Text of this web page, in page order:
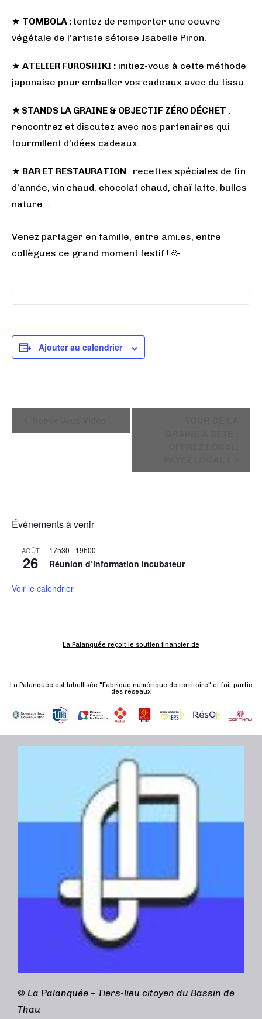
★ TOMBOLA : tentez de remporter une oeuvre
végétale de l’artiste sétoise Isabelle Piron.
★ ATELIER FUROSHIKI : initiez-vous à cette méthode
japonaise pour emballer vos cadeaux avec du tissu.
★ STANDS LA GRAINE & OBJECTIF ZÉRO DÉCHET :
rencontrez et discutez avec nos partenaires qui
fourmillent d’idées cadeaux.
★ BAR ET RESTAURATION : recettes spéciales de fin
d’année, vin chaud, chocolat chaud, chaï latte, bulles
nature…
Venez partager en famille, entre ami.es, entre
collègues ce grand moment festif ! 🥳
Ajouter au calendrier
o
è
Évènements à venir
AOÛT
26
17h30 - 19h00
Réunion d’information Incubateur
Voir le calendrier
La Palanquée reçoit le soutien financier de
La Palanquée est labellisée "Fabrique numérique de territoire" et fait partie
des réseaux
© La Palanquée – Tiers-lieu citoyen du Bassin de
Thau